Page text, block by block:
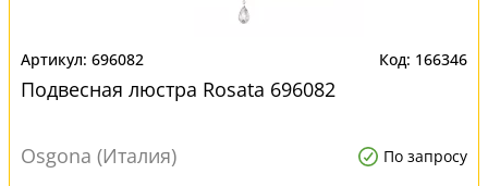
696082 166346
Подвесная люстра Rosata 696082
Osgona (Италия) По запросу